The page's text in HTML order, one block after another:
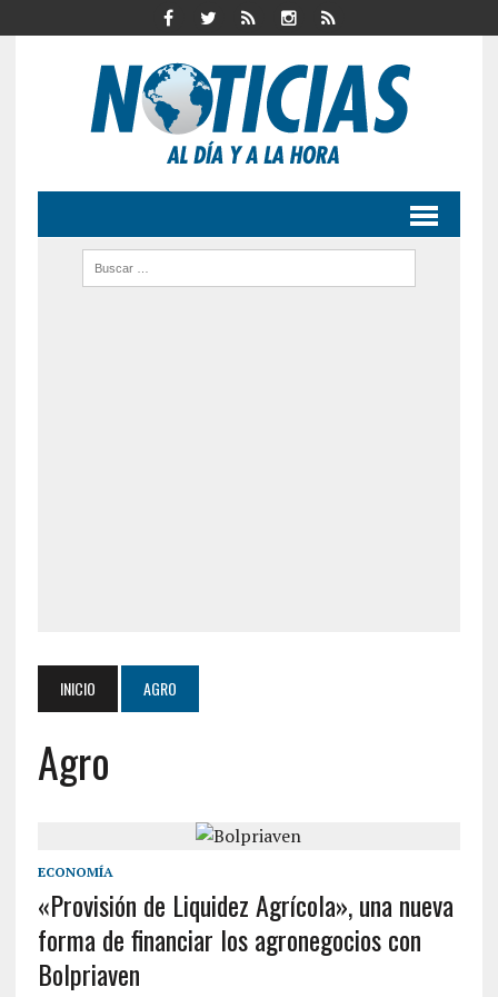
INICIO AGRO
Agro
ECONOMÍA
«Provisión de Liquidez Agrícola», una nueva
forma de financiar los agronegocios con
Bolpriaven